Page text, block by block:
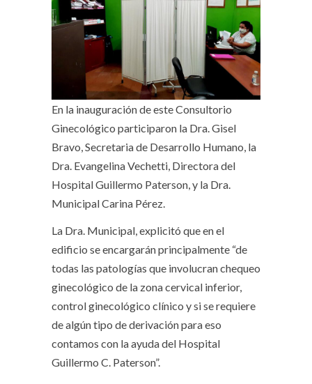
En la inauguración de este Consultorio
Ginecológico participaron la Dra. Gisel
Bravo, Secretaria de Desarrollo Humano, la
Dra. Evangelina Vechetti, Directora del
Hospital Guillermo Paterson, y la Dra.
Municipal Carina Pérez.
La Dra. Municipal, explicitó que en el
edificio se encargarán principalmente “de
todas las patologías que involucran chequeo
ginecológico de la zona cervical inferior,
control ginecológico clínico y si se requiere
de algún tipo de derivación para eso
contamos con la ayuda del Hospital
Guillermo C. Paterson”.